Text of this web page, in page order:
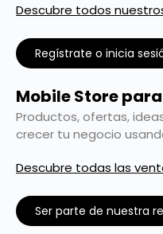
Descubre todos
Regístrate o inicia
Mobile Store
Productos, ofertas,
crecer tu negocio
Descubre todas las
Ser parte de nuestra